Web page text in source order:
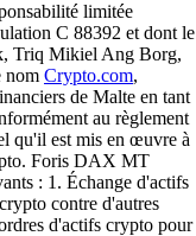
limitée
C 88392 et dont le
Triq Mikiel Ang Borg,
nom Crypto.com,
de Malte en tant
au règlement
qu'il est mis en œuvre à
Foris DAX MT
: 1. Échange d'actifs
contre d'autres
d'actifs crypto pour